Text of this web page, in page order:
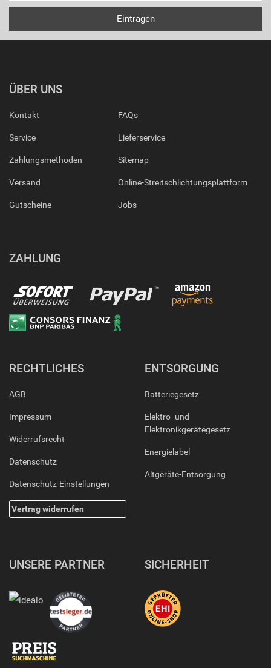
ÜBER UNS
Kontakt
Service
Zahlungsmethoden
Versand
Gutscheine
FAQs
Lieferservice
Sitemap
Online-Streitschlichtungsplattform
Jobs
ZAHLUNG
RECHTLICHES
AGB
Impressum
Widerrufsrecht
Datenschutz
Datenschutz-Einstellungen
Vertrag widerrufen
ENTSORGUNG
Batteriegesetz
Elektro- und
Elektronikgerätegesetz
Energielabel
Altgeräte-Entsorgung
UNSERE PARTNER SICHERHEIT